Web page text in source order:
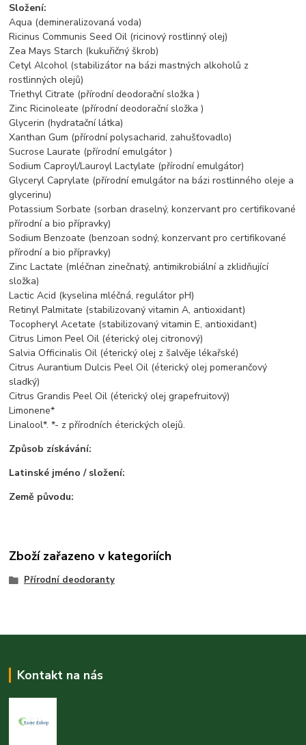
Složení:
Aqua (demineralizovaná voda)
Ricinus Communis Seed Oil (ricinový rostlinný olej)
Zea Mays Starch (kukuřičný škrob)
Cetyl Alcohol (stabilizátor na bázi mastných alkoholů z
rostlinných olejů)
Triethyl Citrate (přírodní deodorační složka )
Zinc Ricinoleate (přírodní deodorační složka )
Glycerin (hydratační látka)
Xanthan Gum (přírodní polysacharid, zahušťovadlo)
Sucrose Laurate (přírodní emulgátor )
Sodium Caproyl/Lauroyl Lactylate (přírodní emulgátor)
Glyceryl Caprylate (přírodní emulgátor na bázi rostlinného oleje a
glycerinu)
Potassium Sorbate (sorban draselný, konzervant pro certifikované
přírodní a bio přípravky)
Sodium Benzoate (benzoan sodný, konzervant pro certifikované
přírodní a bio přípravky)
Zinc Lactate (mléčnan zinečnatý, antimikrobiální a zklidňující
složka)
Lactic Acid (kyselina mléčná, regulátor pH)
Retinyl Palmitate (stabilizovaný vitamin A, antioxidant)
Tocopheryl Acetate (stabilizovaný vitamin E, antioxidant)
Citrus Limon Peel Oil (éterický olej citronový)
Salvia Officinalis Oil (éterický olej z šalvěje lékařské)
Citrus Aurantium Dulcis Peel Oil (éterický olej pomerančový
sladký)
Citrus Grandis Peel Oil (éterický olej grapefruitový)
Limonene*
Linalool*. *- z přírodních éterických olejů.
Způsob získávání:
Latinské jméno / složení:
Země původu:
Zboží zařazeno v kategoriích
Přírodní deodoranty
Kontakt na nás